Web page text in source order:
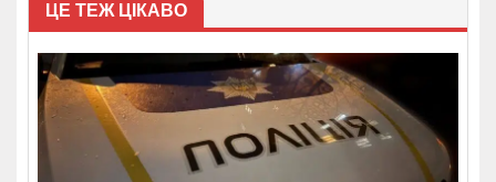
ЦЕ ТЕЖ ЦІКАВО